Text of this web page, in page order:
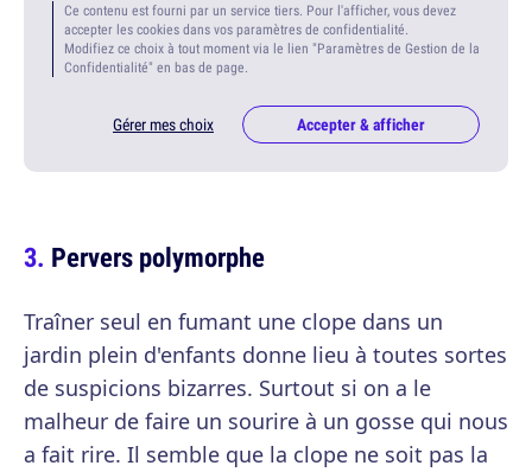
Ce contenu est fourni par un service tiers. Pour l'afficher, vous devez
accepter les cookies dans vos paramètres de confidentialité.
Modifiez ce choix à tout moment via le lien "Paramètres de Gestion de la
Confidentialité" en bas de page.
Gérer mes choix Accepter & afficher
Pervers polymorphe
Traîner seul en fumant une clope dans un
jardin plein d'enfants donne lieu à toutes sortes
de suspicions bizarres. Surtout si on a le
malheur de faire un sourire à un gosse qui nous
a fait rire. Il semble que la clope ne soit pas la